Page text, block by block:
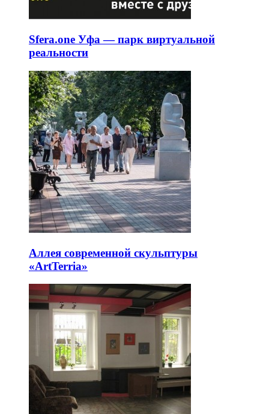
Sfera.one Уфа — парк виртуальной
реальности
Аллея современной скульптуры
«ArtTerria»